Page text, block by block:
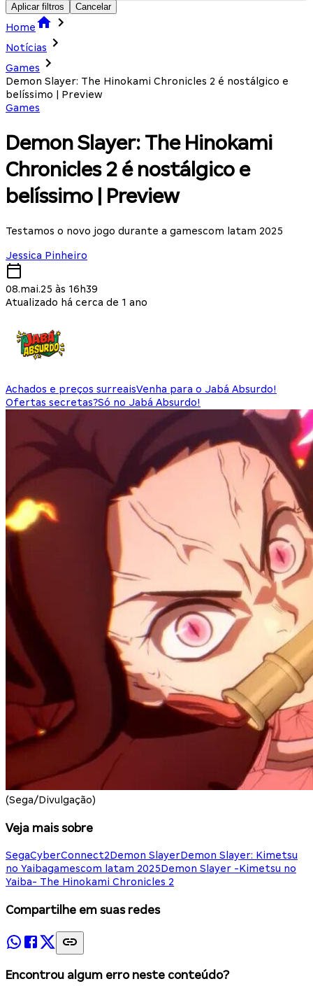
Aplicar filtros Cancelar
Home
Notícias
Games
Demon Slayer: The Hinokami Chronicles 2 é nostálgico e
belíssimo | Preview
Games
Demon Slayer: The Hinokami
Chronicles 2 é nostálgico e
belíssimo | Preview
Testamos o novo jogo durante a gamescom latam 2025
Jessica Pinheiro
08.mai.25 às 16h39
Atualizado há cerca de 1 ano
Achados e preços surreaisVenha para o Jabá Absurdo!
Ofertas secretas?Só no Jabá Absurdo!
(Sega/Divulgação)
Veja mais sobre
SegaCyberConnect2Demon SlayerDemon Slayer: Kimetsu
no Yaibagamescom latam 2025Demon Slayer -Kimetsu no
Yaiba- The Hinokami Chronicles 2
Compartilhe em suas redes
Encontrou algum erro neste conteúdo?